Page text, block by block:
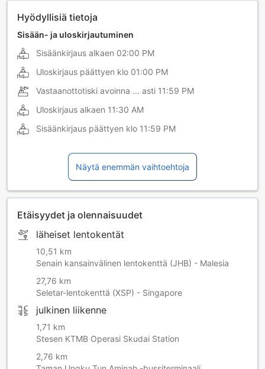
Hyödyllisiä tietoja
Sisään- ja uloskirjautuminen
Sisäänkirjaus alkaen 02:00 PM
Uloskirjaus päättyen klo 01:00 PM
Vastaanottotiski avoinna ... asti 11:59 PM
Uloskirjaus alkaen 11:30 AM
Sisäänkirjaus päättyen klo 11:59 PM
Näytä enemmän vaihtoehtoja
Etäisyydet ja olennaisuudet
läheiset lentokentät
10,51 km
Senain kansainvälinen lentokenttä (JHB) - Malesia
27,76 km
Seletar-lentokenttä (XSP) - Singapore
julkinen liikenne
1,71 km
Stesen KTMB Operasi Skudai Station
2,76 km